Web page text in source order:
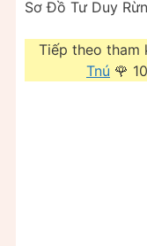
Sơ Đồ Tư Duy
Tiếp theo tham
Tnú 🌹